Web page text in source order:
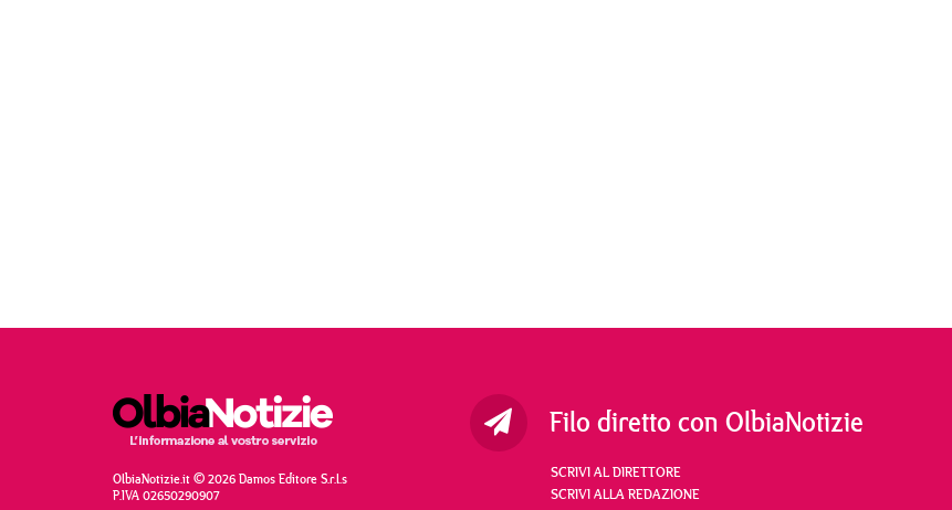
OlbiaNotizie.it © 2026 Damos Editore S.r.l.s
P.IVA 02650290907
Filo diretto con OlbiaNotizie
SCRIVI AL DIRETTORE
SCRIVI ALLA REDAZIONE